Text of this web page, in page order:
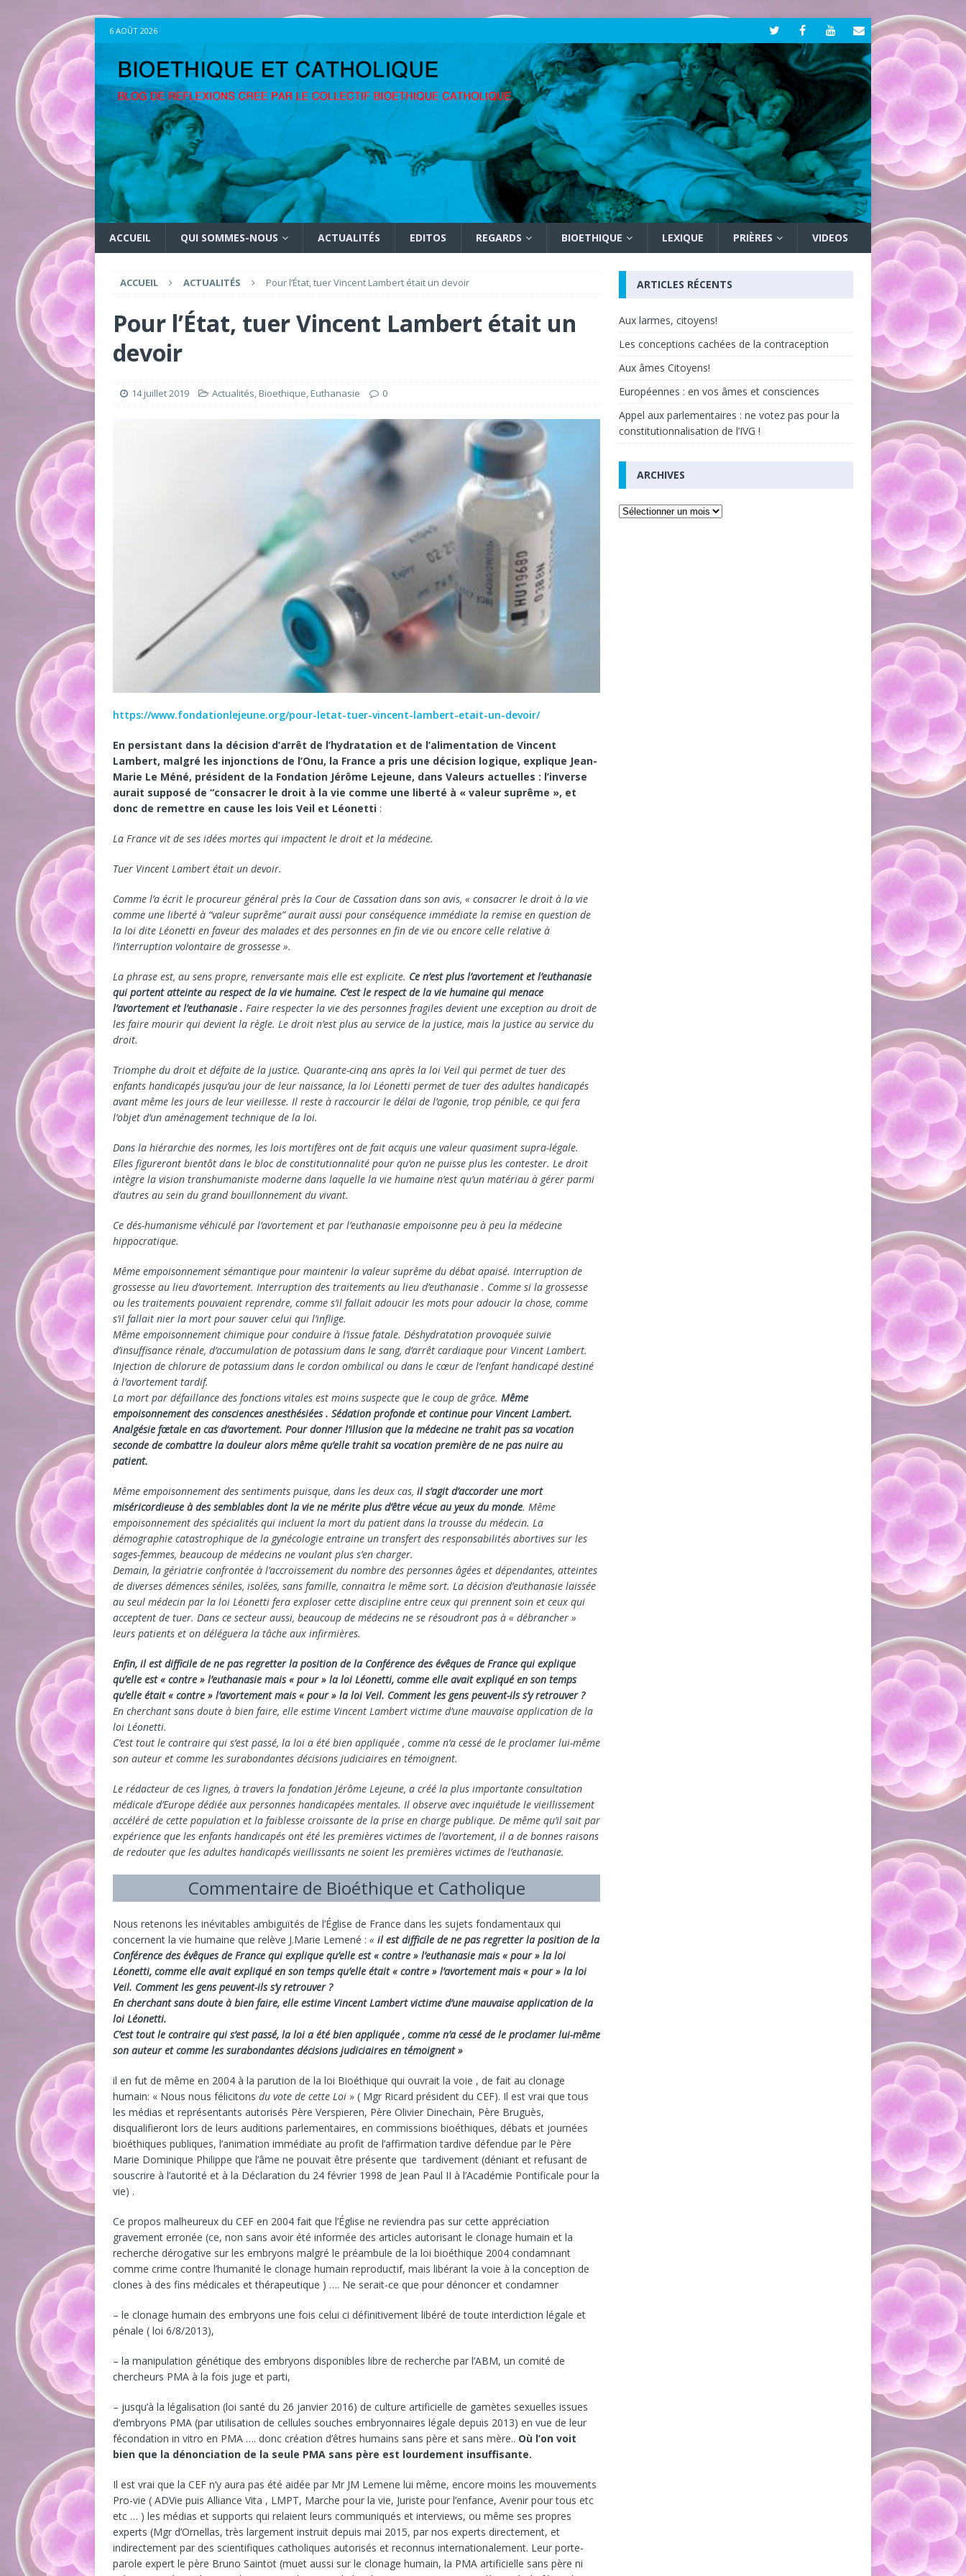
6 AOÛT 2026
ACCUEIL QUI SOMMES-NOUS ACTUALITÉS EDITOS REGARDS BIOETHIQUE LEXIQUE PRIÈRES VIDEOS
ACCUEIL ACTUALITÉS Pour l’État, tuer Vincent Lambert était un devoir
Pour l’État, tuer Vincent Lambert était un
devoir
14 juillet 2019 Actualités, Bioethique, Euthanasie 0
https://www.fondationlejeune.org/pour-letat-tuer-vincent-lambert-etait-un-devoir/
En persistant dans la décision d’arrêt de l’hydratation et de l’alimentation de Vincent
Lambert, malgré les injonctions de l’Onu, la France a pris une décision logique, explique Jean-
Marie Le Méné, président de la Fondation Jérôme Lejeune, dans Valeurs actuelles : l’inverse
aurait supposé de “consacrer le droit à la vie comme une liberté à « valeur suprême », et
donc de remettre en cause les lois Veil et Léonetti :
La France vit de ses idées mortes qui impactent le droit et la médecine.
Tuer Vincent Lambert était un devoir.
Comme l’a écrit le procureur général près la Cour de Cassation dans son avis, « consacrer le droit à la vie
comme une liberté à “valeur suprême” aurait aussi pour conséquence immédiate la remise en question de
la loi dite Léonetti en faveur des malades et des personnes en fin de vie ou encore celle relative à
l’interruption volontaire de grossesse ».
La phrase est, au sens propre, renversante mais elle est explicite. Ce n’est plus l’avortement et l’euthanasie
qui portent atteinte au respect de la vie humaine. C’est le respect de la vie humaine qui menace
l’avortement et l’euthanasie . Faire respecter la vie des personnes fragiles devient une exception au droit de
les faire mourir qui devient la règle. Le droit n’est plus au service de la justice, mais la justice au service du
droit.
Triomphe du droit et défaite de la justice. Quarante-cinq ans après la loi Veil qui permet de tuer des
enfants handicapés jusqu’au jour de leur naissance, la loi Léonetti permet de tuer des adultes handicapés
avant même les jours de leur vieillesse. Il reste à raccourcir le délai de l’agonie, trop pénible, ce qui fera
l’objet d’un aménagement technique de la loi.
Dans la hiérarchie des normes, les lois mortifères ont de fait acquis une valeur quasiment supra-légale.
Elles figureront bientôt dans le bloc de constitutionnalité pour qu’on ne puisse plus les contester. Le droit
intègre la vision transhumaniste moderne dans laquelle la vie humaine n’est qu’un matériau à gérer parmi
d’autres au sein du grand bouillonnement du vivant.
Ce dés-humanisme véhiculé par l’avortement et par l’euthanasie empoisonne peu à peu la médecine
hippocratique.
Même empoisonnement sémantique pour maintenir la valeur suprême du débat apaisé. Interruption de
grossesse au lieu d’avortement. Interruption des traitements au lieu d’euthanasie . Comme si la grossesse
ou les traitements pouvaient reprendre, comme s’il fallait adoucir les mots pour adoucir la chose, comme
s’il fallait nier la mort pour sauver celui qui l’inflige.
Même empoisonnement chimique pour conduire à l’issue fatale. Déshydratation provoquée suivie
d’insuffisance rénale, d’accumulation de potassium dans le sang, d’arrêt cardiaque pour Vincent Lambert.
Injection de chlorure de potassium dans le cordon ombilical ou dans le cœur de l’enfant handicapé destiné
à l’avortement tardif.
La mort par défaillance des fonctions vitales est moins suspecte que le coup de grâce. Même
empoisonnement des consciences anesthésiées . Sédation profonde et continue pour Vincent Lambert.
Analgésie fœtale en cas d’avortement. Pour donner l’illusion que la médecine ne trahit pas sa vocation
seconde de combattre la douleur alors même qu’elle trahit sa vocation première de ne pas nuire au
patient.
Même empoisonnement des sentiments puisque, dans les deux cas, il s’agit d’accorder une mort
miséricordieuse à des semblables dont la vie ne mérite plus d’être vécue au yeux du monde. Même
empoisonnement des spécialités qui incluent la mort du patient dans la trousse du médecin. La
démographie catastrophique de la gynécologie entraine un transfert des responsabilités abortives sur les
sages-femmes, beaucoup de médecins ne voulant plus s’en charger.
Demain, la gériatrie confrontée à l’accroissement du nombre des personnes âgées et dépendantes, atteintes
de diverses démences séniles, isolées, sans famille, connaitra le même sort. La décision d’euthanasie laissée
au seul médecin par la loi Léonetti fera exploser cette discipline entre ceux qui prennent soin et ceux qui
acceptent de tuer. Dans ce secteur aussi, beaucoup de médecins ne se résoudront pas à « débrancher »
leurs patients et on déléguera la tâche aux infirmières.
Enfin, il est difficile de ne pas regretter la position de la Conférence des évêques de France qui explique
qu’elle est « contre » l’euthanasie mais « pour » la loi Léonetti, comme elle avait expliqué en son temps
qu’elle était « contre » l’avortement mais « pour » la loi Veil. Comment les gens peuvent-ils s’y retrouver ?
En cherchant sans doute à bien faire, elle estime Vincent Lambert victime d’une mauvaise application de la
loi Léonetti.
C’est tout le contraire qui s’est passé, la loi a été bien appliquée , comme n’a cessé de le proclamer lui-même
son auteur et comme les surabondantes décisions judiciaires en témoignent.
Le rédacteur de ces lignes, à travers la fondation Jérôme Lejeune, a créé la plus importante consultation
médicale d’Europe dédiée aux personnes handicapées mentales. Il observe avec inquiétude le vieillissement
accéléré de cette population et la faiblesse croissante de la prise en charge publique. De même qu’il sait par
expérience que les enfants handicapés ont été les premières victimes de l’avortement, il a de bonnes raisons
de redouter que les adultes handicapés vieillissants ne soient les premières victimes de l’euthanasie.
Commentaire de Bioéthique et Catholique
Nous retenons les inévitables ambiguïtés de l’Église de France dans les sujets fondamentaux qui
concernent la vie humaine que relève J.Marie Lemené : « il est difficile de ne pas regretter la position de la
Conférence des évêques de France qui explique qu’elle est « contre » l’euthanasie mais « pour » la loi
Léonetti, comme elle avait expliqué en son temps qu’elle était « contre » l’avortement mais « pour » la loi
Veil. Comment les gens peuvent-ils s’y retrouver ?
En cherchant sans doute à bien faire, elle estime Vincent Lambert victime d’une mauvaise application de la
loi Léonetti.
C’est tout le contraire qui s’est passé, la loi a été bien appliquée , comme n’a cessé de le proclamer lui-même
son auteur et comme les surabondantes décisions judiciaires en témoignent »
il en fut de même en 2004 à la parution de la loi Bioéthique qui ouvrait la voie , de fait au clonage
humain: « Nous nous félicitons du vote de cette Loi » ( Mgr Ricard président du CEF). Il est vrai que tous
les médias et représentants autorisés Père Verspieren, Père Olivier Dinechain, Père Bruguès,
disqualifieront lors de leurs auditions parlementaires, en commissions bioéthiques, débats et journées
bioéthiques publiques, l’animation immédiate au profit de l’affirmation tardive défendue par le Père
Marie Dominique Philippe que l’âme ne pouvait être présente que tardivement (déniant et refusant de
souscrire à l’autorité et à la Déclaration du 24 février 1998 de Jean Paul II à l’Académie Pontificale pour la
vie) .
Ce propos malheureux du CEF en 2004 fait que l’Église ne reviendra pas sur cette appréciation
gravement erronée (ce, non sans avoir été informée des articles autorisant le clonage humain et la
recherche dérogative sur les embryons malgré le préambule de la loi bioéthique 2004 condamnant
comme crime contre l’humanité le clonage humain reproductif, mais libérant la voie à la conception de
clones à des fins médicales et thérapeutique ) …. Ne serait-ce que pour dénoncer et condamner
– le clonage humain des embryons une fois celui ci définitivement libéré de toute interdiction légale et
pénale ( loi 6/8/2013),
– la manipulation génétique des embryons disponibles libre de recherche par l’ABM, un comité de
chercheurs PMA à la fois juge et parti,
– jusqu’à la légalisation (loi santé du 26 janvier 2016) de culture artificielle de gamètes sexuelles issues
d’embryons PMA (par utilisation de cellules souches embryonnaires légale depuis 2013) en vue de leur
fécondation in vitro en PMA …. donc création d’êtres humains sans père et sans mère.. Où l’on voit
bien que la dénonciation de la seule PMA sans père est lourdement insuffisante.
Il est vrai que la CEF n’y aura pas été aidée par Mr JM Lemene lui même, encore moins les mouvements
Pro-vie ( ADVie puis Alliance Vita , LMPT, Marche pour la vie, Juriste pour l’enfance, Avenir pour tous etc
etc … ) les médias et supports qui relaient leurs communiqués et interviews, ou même ses propres
experts (Mgr d’Ornellas, très largement instruit depuis mai 2015, par nos experts directement, et
indirectement par des scientifiques catholiques autorisés et reconnus internationalement. Leur porte-
parole expert le père Bruno Saintot (muet aussi sur le clonage humain, la PMA artificielle sans père ni
ARTICLES RÉCENTS
Aux larmes, citoyens!
Les conceptions cachées de la contraception
Aux âmes Citoyens!
Européennes : en vos âmes et consciences
Appel aux parlementaires : ne votez pas pour la
constitutionnalisation de l’IVG !
ARCHIVES